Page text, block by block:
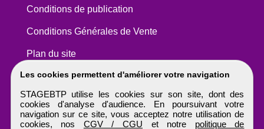
Les cookies permettent d'améliorer votre navigation
STAGEBTP utilise les cookies sur son site, dont des
cookies d'analyse d'audience. En poursuivant votre
navigation sur ce site, vous acceptez notre utilisation de
cookies, nos CGV / CGU et notre politique de
Conditions de publication
Conditions Générales de Vente
Plan du site